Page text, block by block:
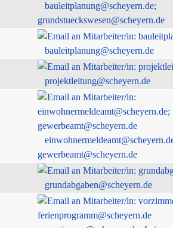
bauleitplanung@scheyern.de;
grundstueckswesen@scheyern.de
bauleitplanung@scheyern.de
projektleitung@scheyern.de
gewerbeamt@scheyern.de
grundabgaben@scheyern.de